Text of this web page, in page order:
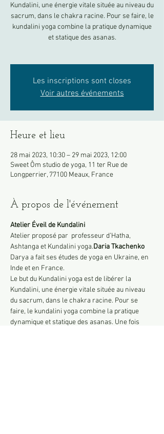
Kundalini, une énergie vitale située au niveau du
sacrum, dans le chakra racine. Pour se faire, le
kundalini yoga combine la pratique dynamique
et statique des asanas.
Les inscriptions sont closes
Voir autres événements
Heure et lieu
28 mai 2023, 10:30 – 29 mai 2023, 12:00
Sweet Ôm studio de yoga, 11 ter Rue de
Longperrier, 77100 Meaux, France
À propos de l'événement
Atelier Éveil de Kundalini
Atelier proposé par professeur d’Hatha,
Ashtanga et Kundalini yoga.Daria Tkachenko
Darya a fait ses études de yoga en Ukraine, en
Inde et en France.
Le but du Kundalini yoga est de libérer la
Kundalini, une énergie vitale située au niveau
du sacrum, dans le chakra racine. Pour se
faire, le kundalini yoga combine la pratique
dynamique et statique des asanas. Une fois